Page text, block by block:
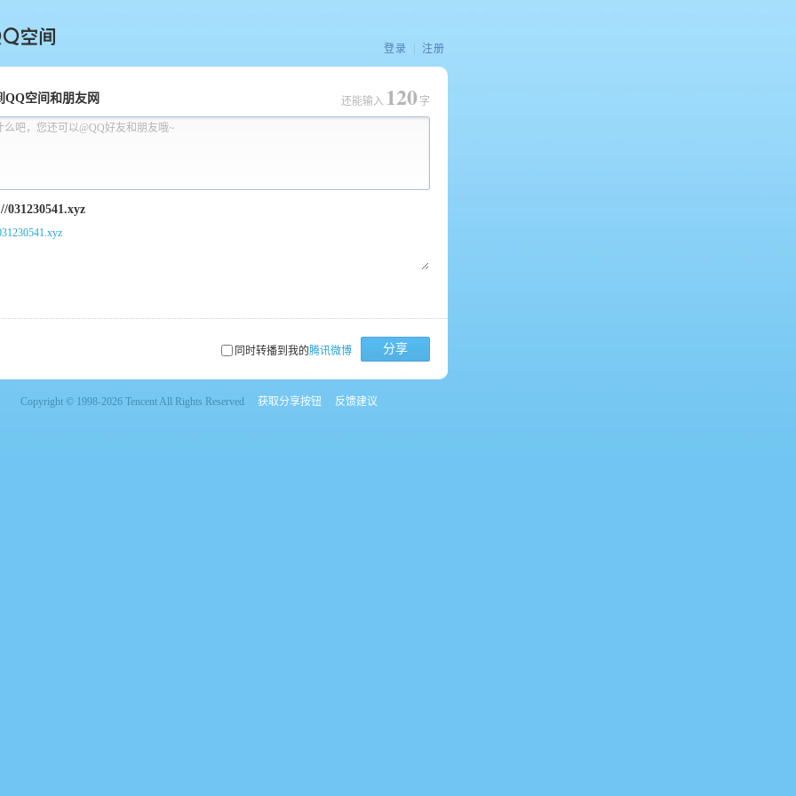
间
登录 注册
QQ空间和朋友网
么吧，您还可以@QQ好友和朋友哦~
还能输入 120 字
同时转播到我的腾讯微博 分享
Copyright © 1998-2026 Tencent All Rights Reserved 获取分享按钮 反馈建议